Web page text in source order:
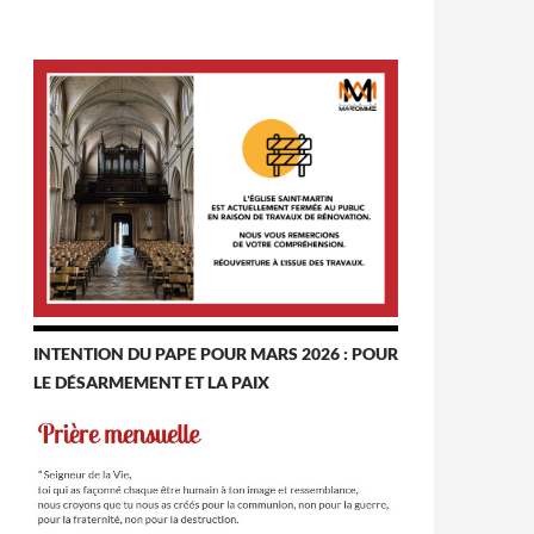
INTENTION DU PAPE POUR MARS 2026 : POUR
LE DÉSARMEMENT ET LA PAIX